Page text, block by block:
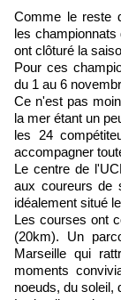
Comme le reste des événements internationaux cette année,
les
ont clôturé la
Pour ces
du 1 au 6
Ce n'est pas
la mer étant un
les 24
accompagner
Le centre de
aux coureurs de
idéalement situé
Les courses ont
(20km). Un
Marseille qui
moments
noeuds, du soleil,